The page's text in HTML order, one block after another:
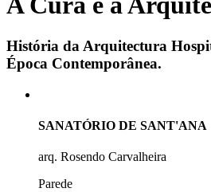
História da Arquitectura
Época Contemporânea.
SANATÓRIO DE SANT'ANA
arq. Rosendo Carvalheira
Parede